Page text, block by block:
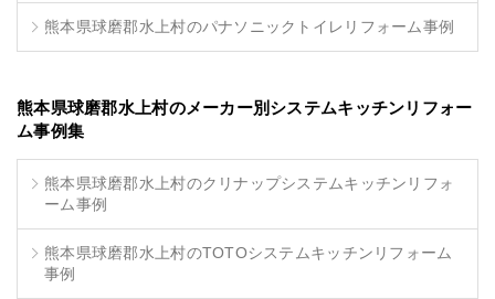
熊本県球磨郡水上村のパナソニックトイレリフォーム事例
熊本県球磨郡水上村のメーカー別システムキッチンリフォー
ム事例集
熊本県球磨郡水上村のクリナップシステムキッチンリフォ
ーム事例
熊本県球磨郡水上村のTOTOシステムキッチンリフォーム
事例